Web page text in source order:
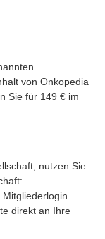
von Onkopedia
Sie für 149 € im
nutzen Sie
direkt an Ihre